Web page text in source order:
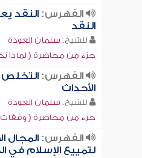
الفهرس:النقد
النقد
للشيخ: سلمان العودة
جزء من محاضرة ( لماذا
الفهرس:التخلص
الأحداث
للشيخ: سلمان العودة
جزء من محاضرة ( وقفات
الفهرس:المجال
لتمييع الإسلام في